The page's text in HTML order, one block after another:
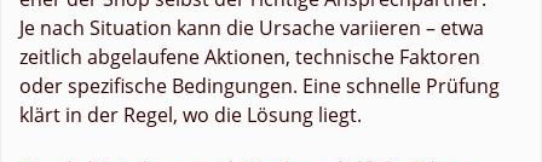
Je nach Situation kann die Ursache variieren – etwa
zeitlich abgelaufene Aktionen, technische Faktoren
oder spezifische Bedingungen. Eine schnelle Prüfung
klärt in der Regel, wo die Lösung liegt.